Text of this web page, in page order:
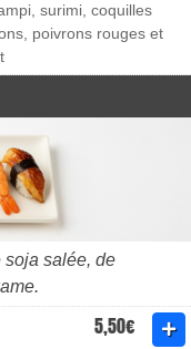
surimi, coquilles
poivrons rouges et
soja salée, de
5,50€